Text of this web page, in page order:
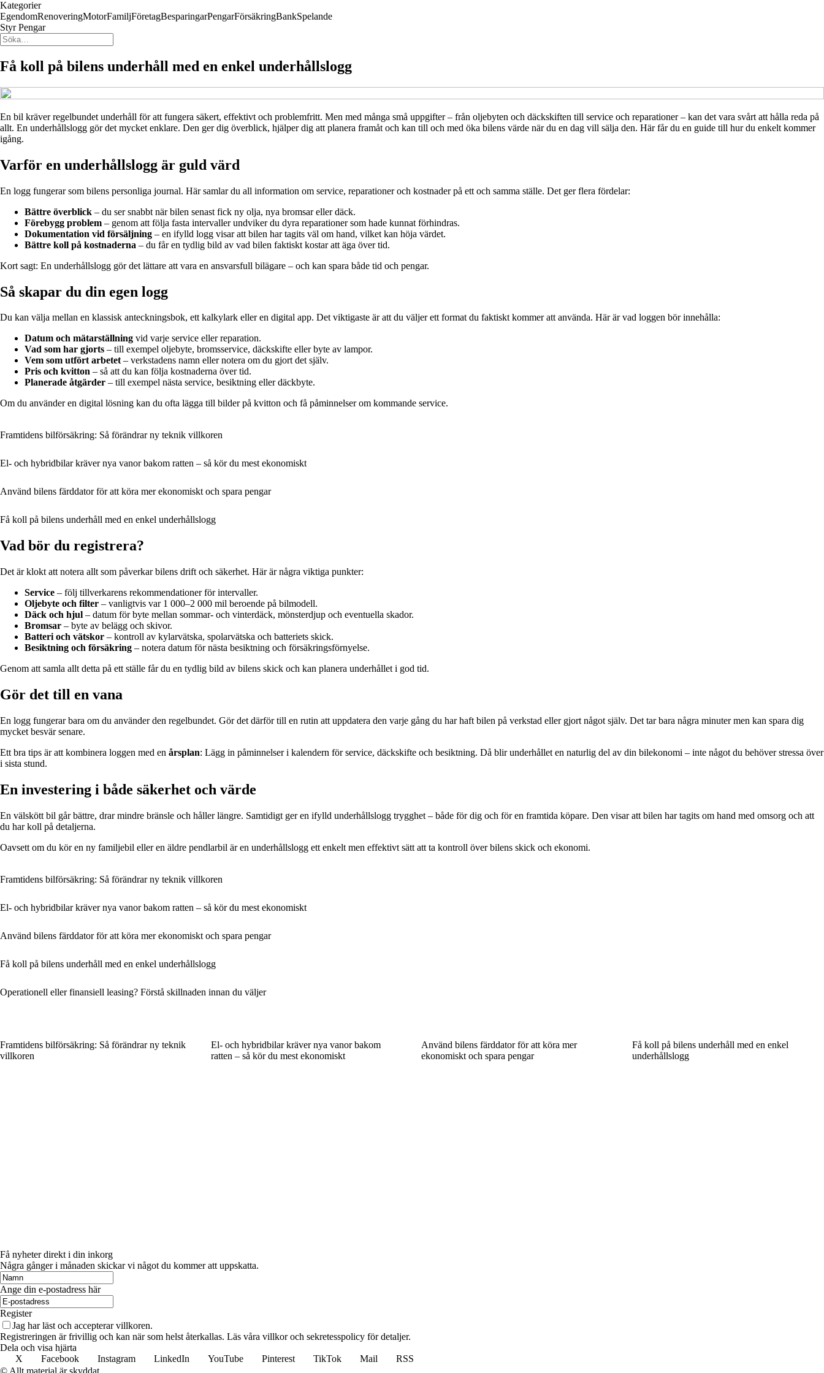
Kategorier
EgendomRenoveringMotorFamiljFöretagBesparingarPengarFörsäkringBankSpelande
Styr Pengar
Få koll på bilens underhåll med en enkel underhållslogg
En bil kräver regelbundet underhåll för att fungera säkert, effektivt och problemfritt. Men med många små uppgifter – från oljebyten och däckskiften till service och reparationer – kan det vara svårt att hålla reda på
allt. En underhållslogg gör det mycket enklare. Den ger dig överblick, hjälper dig att planera framåt och kan till och med öka bilens värde när du en dag vill sälja den. Här får du en guide till hur du enkelt kommer
igång.
Varför en underhållslogg är guld värd
En logg fungerar som bilens personliga journal. Här samlar du all information om service, reparationer och kostnader på ett och samma ställe. Det ger flera fördelar:
Bättre överblick – du ser snabbt när bilen senast fick ny olja, nya bromsar eller däck.
Förebygg problem – genom att följa fasta intervaller undviker du dyra reparationer som hade kunnat förhindras.
Dokumentation vid försäljning – en ifylld logg visar att bilen har tagits väl om hand, vilket kan höja värdet.
Bättre koll på kostnaderna – du får en tydlig bild av vad bilen faktiskt kostar att äga över tid.
Kort sagt: En underhållslogg gör det lättare att vara en ansvarsfull bilägare – och kan spara både tid och pengar.
Så skapar du din egen logg
Du kan välja mellan en klassisk anteckningsbok, ett kalkylark eller en digital app. Det viktigaste är att du väljer ett format du faktiskt kommer att använda. Här är vad loggen bör innehålla:
Datum och mätarställning vid varje service eller reparation.
Vad som har gjorts – till exempel oljebyte, bromsservice, däckskifte eller byte av lampor.
Vem som utfört arbetet– verkstadens namn eller notera om du gjort det själv.
Pris och kvitton – så att du kan följa kostnaderna över tid.
Planerade åtgärder – till exempel nästa service, besiktning eller däckbyte.
Om du använder en digital lösning kan du ofta lägga till bilder på kvitton och få påminnelser om kommande service.
Framtidens bilförsäkring: Så förändrar ny teknik villkoren
El- och hybridbilar kräver nya vanor bakom ratten – så kör du mest ekonomiskt
Använd bilens färddator för att köra mer ekonomiskt och spara pengar
Få koll på bilens underhåll med en enkel underhållslogg
Vad bör du registrera?
Det är klokt att notera allt som påverkar bilens drift och säkerhet. Här är några viktiga punkter:
Service – följ tillverkarens rekommendationer för intervaller.
Oljebyte och filter – vanligtvis var 1 000–2 000 mil beroende på bilmodell.
Däck och hjul – datum för byte mellan sommar- och vinterdäck, mönsterdjup och eventuella skador.
Bromsar – byte av belägg och skivor.
Batteri och vätskor – kontroll av kylarvätska, spolarvätska och batteriets skick.
Besiktning och försäkring – notera datum för nästa besiktning och försäkringsförnyelse.
Genom att samla allt detta på ett ställe får du en tydlig bild av bilens skick och kan planera underhållet i god tid.
Gör det till en vana
En logg fungerar bara om du använder den regelbundet. Gör det därför till en rutin att uppdatera den varje gång du har haft bilen på verkstad eller gjort något själv. Det tar bara några minuter men kan spara dig
mycket besvär senare.
Ett bra tips är att kombinera loggen med en årsplan: Lägg in påminnelser i kalendern för service, däckskifte och besiktning. Då blir underhållet en naturlig del av din bilekonomi – inte något du behöver stressa över
i sista stund.
En investering i både säkerhet och värde
En välskött bil går bättre, drar mindre bränsle och håller längre. Samtidigt ger en ifylld underhållslogg trygghet – både för dig och för en framtida köpare. Den visar att bilen har tagits om hand med omsorg och att
du har koll på detaljerna.
Oavsett om du kör en ny familjebil eller en äldre pendlarbil är en underhållslogg ett enkelt men effektivt sätt att ta kontroll över bilens skick och ekonomi.
Framtidens bilförsäkring: Så förändrar ny teknik villkoren
El- och hybridbilar kräver nya vanor bakom ratten – så kör du mest ekonomiskt
Använd bilens färddator för att köra mer ekonomiskt och spara pengar
Få koll på bilens underhåll med en enkel underhållslogg
Operationell eller finansiell leasing? Förstå skillnaden innan du väljer
Framtidens bilförsäkring: Så förändrar ny teknik
villkoren
El- och hybridbilar kräver nya vanor bakom
ratten – så kör du mest ekonomiskt
Använd bilens färddator för att köra mer
ekonomiskt och spara pengar
Få koll på bilens underhåll med en enkel
underhållslogg
Få nyheter direkt i din inkorg
Några gånger i månaden skickar vi något du kommer att uppskatta.
Ange din e-postadress här
Register
Jag har läst och accepterar villkoren.
Registreringen är frivillig och kan när som helst återkallas. Läs våra villkor och sekretesspolicy för detaljer.
Dela och visa hjärta
X
Facebook Instagram LinkedIn YouTube Pinterest TikTok Mail
RSS
© Allt material är skyddat.